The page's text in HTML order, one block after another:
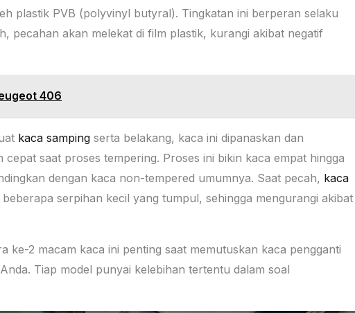
plastik PVB (polyvinyl butyral). Tingkatan ini berperan selaku
pecahan akan melekat di film plastik, kurangi akibat negatif
406
kaca samping serta belakang, kaca ini dipanaskan dan
cepat saat proses tempering. Proses ini bikin kaca empat hingga
dengan kaca non-tempered umumnya. Saat pecah, kaca
serpihan kecil yang tumpul, sehingga mengurangi akibat
ke-2 macam kaca ini penting saat memutuskan kaca pengganti
Tiap model punyai kelebihan tertentu dalam soal